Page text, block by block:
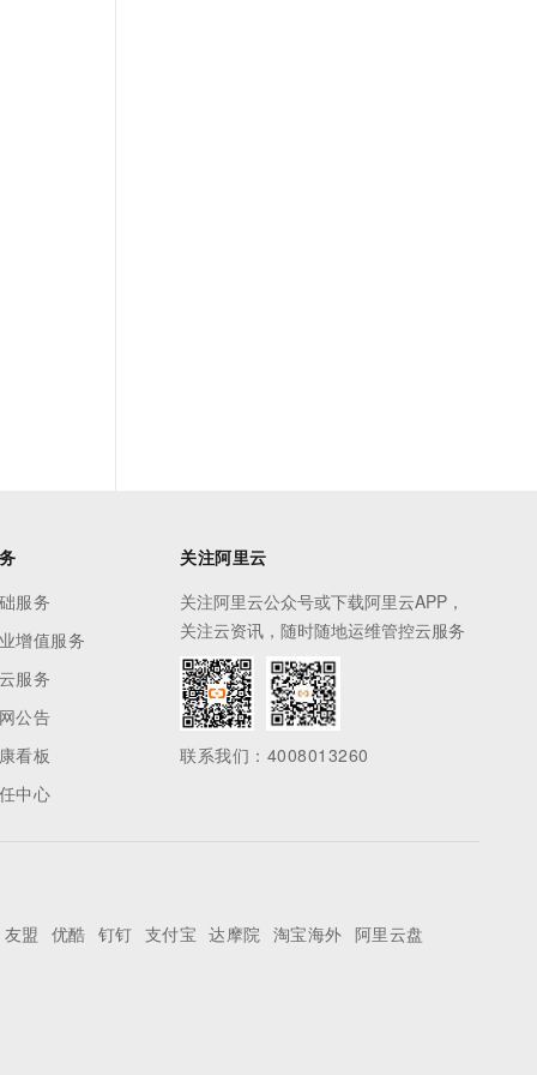
服务
增值服务
服务
公告
看板
中心
关注阿里云
关注阿里云公众号或下载阿里云APP，
关注云资讯，随时随地运维管控云服务
联系我们：4008013260
友盟 优酷 钉钉 支付宝 达摩院 淘宝海外 阿里云盘